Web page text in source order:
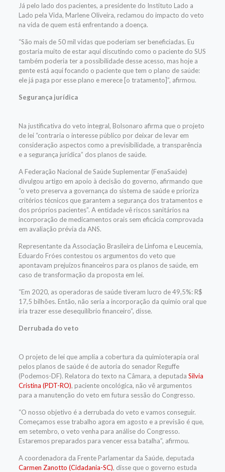
Já pelo lado dos pacientes, a presidente do Instituto Lado a
Lado pela Vida, Marlene Oliveira, reclamou do impacto do veto
na vida de quem está enfrentando a doença.
“São mais de 50 mil vidas que poderiam ser beneficiadas. Eu
gostaria muito de estar aqui discutindo como o paciente do SUS
também poderia ter a possibilidade desse acesso, mas hoje a
gente está aqui focando o paciente que tem o plano de saúde:
ele já paga por esse plano e merece [o tratamento]”, afirmou.
Segurança jurídica
Na justificativa do veto integral, Bolsonaro afirma que o projeto
de lei “contraria o interesse público por deixar de levar em
consideração aspectos como a previsibilidade, a transparência
e a segurança jurídica” dos planos de saúde.
A Federação Nacional de Saúde Suplementar (FenaSaúde)
divulgou artigo em apoio à decisão do governo, afirmando que
“o veto preserva a governança do sistema de saúde e prioriza
critérios técnicos que garantem a segurança dos tratamentos e
dos próprios pacientes”. A entidade vê riscos sanitários na
incorporação de medicamentos orais sem eficácia comprovada
em avaliação prévia da ANS.
Representante da Associação Brasileira de Linfoma e Leucemia,
Eduardo Fróes contestou os argumentos do veto que
apontavam prejuízos financeiros para os planos de saúde, em
caso de transformação da proposta em lei.
“Em 2020, as operadoras de saúde tiveram lucro de 49,5%: R$
17,5 bilhões. Então, não seria a incorporação da quimio oral que
iria trazer esse desequilíbrio financeiro”, disse.
Derrubada do veto
O projeto de lei que amplia a cobertura da quimioterapia oral
pelos planos de saúde é de autoria do senador Reguffe
(Podemos-DF). Relatora do texto na Câmara, a deputada Silvia
Cristina (PDT-RO), paciente oncológica, não vê argumentos
para a manutenção do veto em futura sessão do Congresso.
“O nosso objetivo é a derrubada do veto e vamos conseguir.
Começamos esse trabalho agora em agosto e a previsão é que,
em setembro, o veto venha para análise do Congresso.
Estaremos preparados para vencer essa batalha”, afirmou.
A coordenadora da Frente Parlamentar da Saúde, deputada
Carmen Zanotto (Cidadania-SC), disse que o governo estuda